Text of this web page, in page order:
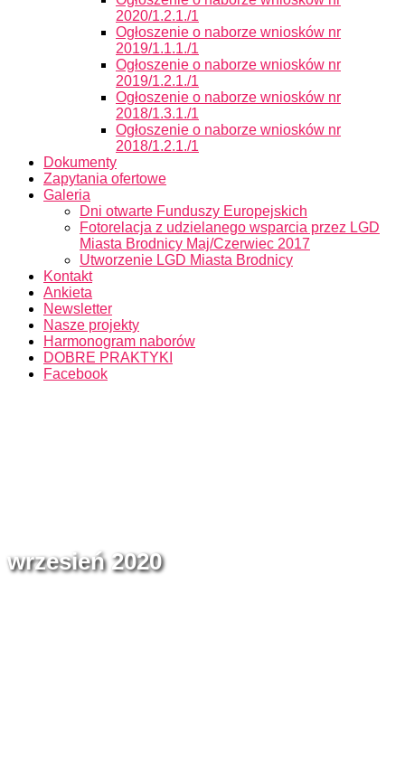
2020/1.2.1./1
Ogłoszenie o naborze wniosków nr
2019/1.1.1./1
Ogłoszenie o naborze wniosków nr
2019/1.2.1./1
Ogłoszenie o naborze wniosków nr
2018/1.3.1./1
Ogłoszenie o naborze wniosków nr
2018/1.2.1./1
Dokumenty
Zapytania ofertowe
Galeria
Dni otwarte Funduszy Europejskich
Fotorelacja z udzielanego wsparcia przez LGD
Miasta Brodnicy Maj/Czerwiec 2017
Utworzenie LGD Miasta Brodnicy
Kontakt
Ankieta
Newsletter
Nasze projekty
Harmonogram naborów
DOBRE PRAKTYKI
Facebook
wrzesień 2020